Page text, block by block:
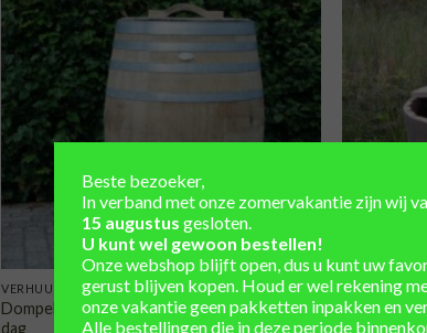
TOEVOEGEN
AAN
VERLANGLIJST
VERHUUR
Dompelton uit wijnvat(300L) – verhuur per
dag
GEMAAKT
Beste bezoeker,
In verband met onze zomervakantie zijn wij
15 augustus gesloten.
U kunt wel gewoon bestellen!
Onze webshop blijft open, dus u kunt uw
gerust blijven kopen. Houd er wel rekening
onze vakantie geen pakketten inpakken en
Alle bestellingen die in deze periode